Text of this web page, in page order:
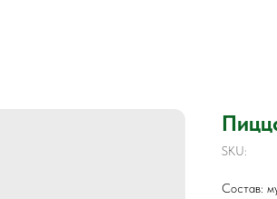
SKU:
Состав: